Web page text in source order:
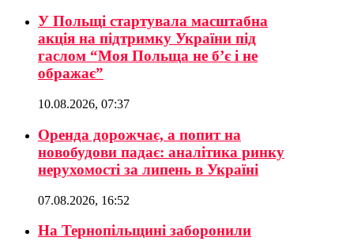
У Польщі стартувала масштабна
акція на підтримку України під
гаслом “Моя Польща не б’є і не
ображає”
10.08.2026, 07:37
Оренда дорожчає, а попит на
новобудови падає: аналітика ринку
нерухомості за липень в Україні
07.08.2026, 16:52
На Тернопільщині заборонили